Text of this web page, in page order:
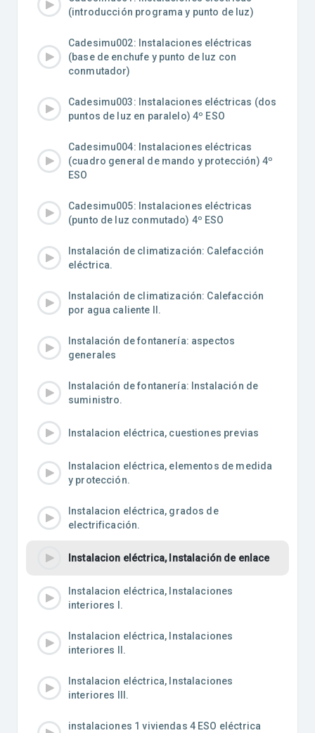
(introducción programa y punto de luz)
Cadesimu002: Instalaciones eléctricas
(base de enchufe y punto de luz con
conmutador)
Cadesimu003: Instalaciones eléctricas (dos
puntos de luz en paralelo) 4º ESO
Cadesimu004: Instalaciones eléctricas
(cuadro general de mando y protección) 4º
ESO
Cadesimu005: Instalaciones eléctricas
(punto de luz conmutado) 4º ESO
Instalación de climatización: Calefacción
eléctrica.
Instalación de climatización: Calefacción
por agua caliente II.
Instalación de fontanería: aspectos
generales
Instalación de fontanería: Instalación de
suministro.
Instalacion eléctrica, cuestiones previas
Instalacion eléctrica, elementos de medida
y protección.
Instalacion eléctrica, grados de
electrificación.
Instalacion eléctrica, Instalación de enlace
Instalacion eléctrica, Instalaciones
interiores I.
Instalacion eléctrica, Instalaciones
interiores II.
Instalacion eléctrica, Instalaciones
interiores III.
instalaciones 1 viviendas 4 ESO eléctrica